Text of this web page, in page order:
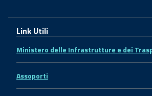
Link Utili
Ministero delle Infrastrutture e dei
Assoporti